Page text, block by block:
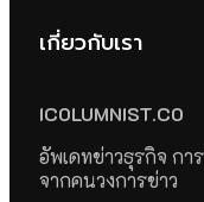
เกี่ยวกับเรา
ICOLUMNIST.CO
อัพเดทข่าวธุรกิจ กา
จากคนวงการข่าว